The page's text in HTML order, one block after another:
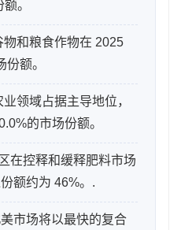
。
物和粮食作物在 2025
额。
业领域占据主导地位，
的市场份额。
在控释和缓释肥料市场
额约为 46%。.
市场将以最快的复合